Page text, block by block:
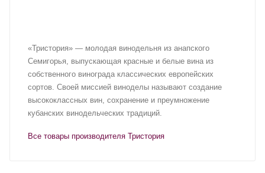
«Тристория» — молодая винодельня из анапского
Семигорья, выпускающая красные и белые вина из
собственного винограда классических европейских
сортов. Своей миссией виноделы называют создание
высококлассных вин, сохранение и преумножение
кубанских винодельческих традиций.
Все товары производителя Тристория